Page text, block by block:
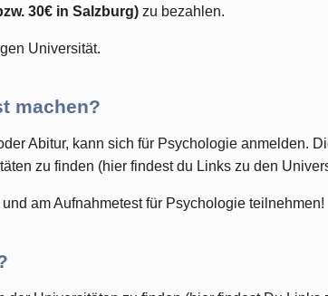
30€ in Salzburg) zu bezahlen.
Universität.
machen?
Abitur, kann sich für Psychologie anmelden.
zu finden (hier findest du Links zu den
und am Aufnahmetest für Psychologie teilnehmen!